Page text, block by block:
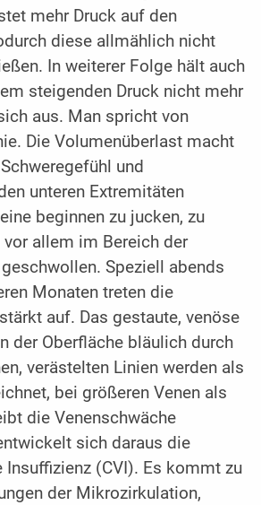
mehr Druck auf den
diese allmählich nicht
In weiterer Folge hält auch
steigenden Druck nicht mehr
aus. Man spricht von
Die Volumenüberlast macht
und
unteren Extremitäten
beginnen zu jucken, zu
vor allem im Bereich der
Speziell abends
Monaten treten die
auf. Das gestaute, venöse
der Oberfläche bläulich durch
verästelten Linien werden als
bei größeren Venen als
die Venenschwäche
sich daraus die
Insuffizienz (CVI). Es kommt zu
der Mikrozirkulation,